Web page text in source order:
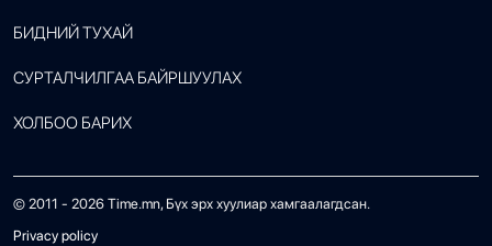
БИДНИЙ ТУХАЙ
СУРТАЛЧИЛГАА БАЙРШУУЛАХ
ХОЛБОО БАРИХ
© 2011 - 2026 Time.mn, Бүх эрх хуулиар хамгаалагдсан.
Privacy policy